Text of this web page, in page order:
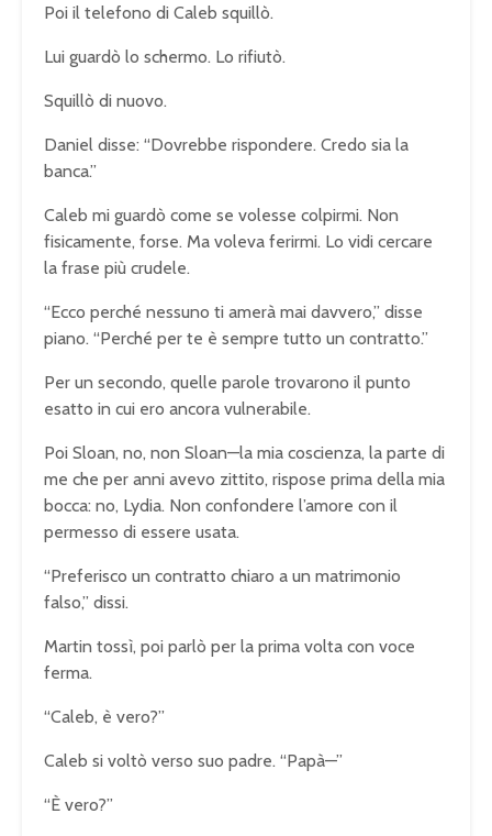
Poi il telefono di Caleb squillò.
Lui guardò lo schermo. Lo rifiutò.
Squillò di nuovo.
Daniel disse: “Dovrebbe rispondere. Credo sia la
banca.”
Caleb mi guardò come se volesse colpirmi. Non
fisicamente, forse. Ma voleva ferirmi. Lo vidi cercare
la frase più crudele.
“Ecco perché nessuno ti amerà mai davvero,” disse
piano. “Perché per te è sempre tutto un contratto.”
Per un secondo, quelle parole trovarono il punto
esatto in cui ero ancora vulnerabile.
Poi Sloan, no, non Sloan—la mia coscienza, la parte di
me che per anni avevo zittito, rispose prima della mia
bocca: no, Lydia. Non confondere l’amore con il
permesso di essere usata.
“Preferisco un contratto chiaro a un matrimonio
falso,” dissi.
Martin tossì, poi parlò per la prima volta con voce
ferma.
“Caleb, è vero?”
Caleb si voltò verso suo padre. “Papà—”
“È vero?”